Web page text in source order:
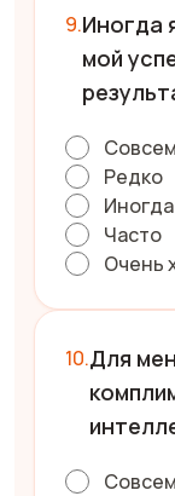
Иногда
мой
Редко
Иногда
Часто
Очень
Для